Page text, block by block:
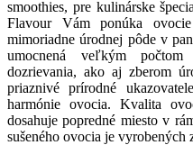
smoothies, pre kulinárske
Flavour Vám ponúka
mimoriadne úrodnej pôde v
umocnená veľkým
dozrievania, ako aj zberom
priaznivé prírodné
harmónie ovocia. Kvalita
dosahuje popredné miesto v
sušeného ovocia je vyrobených